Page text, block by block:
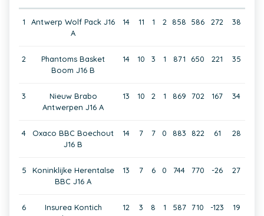
1
Antwerp Wolf Pack J16
A
14 11 1 2 858 586 272 38
2
Phantoms Basket
Boom J16 B
14 10 3 1 871 650 221 35
3
Nieuw Brabo
Antwerpen J16 A
13 10 2 1 869 702 167 34
4
Oxaco BBC Boechout
J16 B
14 7 7 0 883 822 61 28
5
Koninklijke Herentalse
BBC J16 A
13 7 6 0 744 770 -26 27
6
Insurea Kontich
12 3 8 1 587 710 -123 19